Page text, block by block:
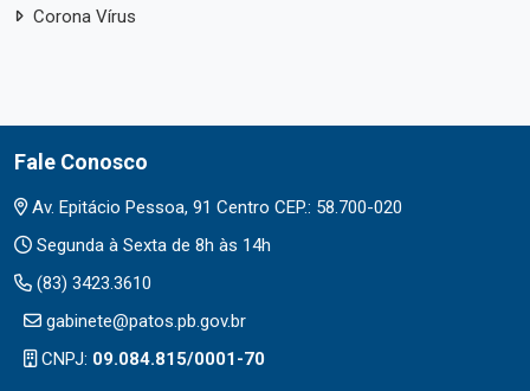
Corona Vírus
Fale Conosco
Av. Epitácio Pessoa, 91 Centro CEP.: 58.700-020
Segunda à Sexta de 8h às 14h
(83) 3423.3610
gabinete@patos.pb.gov.br
CNPJ: 09.084.815/0001-70